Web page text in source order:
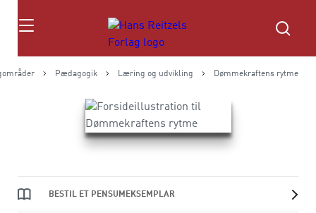
Søg
Pædagogik Læring og udvikling Dømmekraftens rytme
BESTIL ET PENSUMEKSEMPLAR